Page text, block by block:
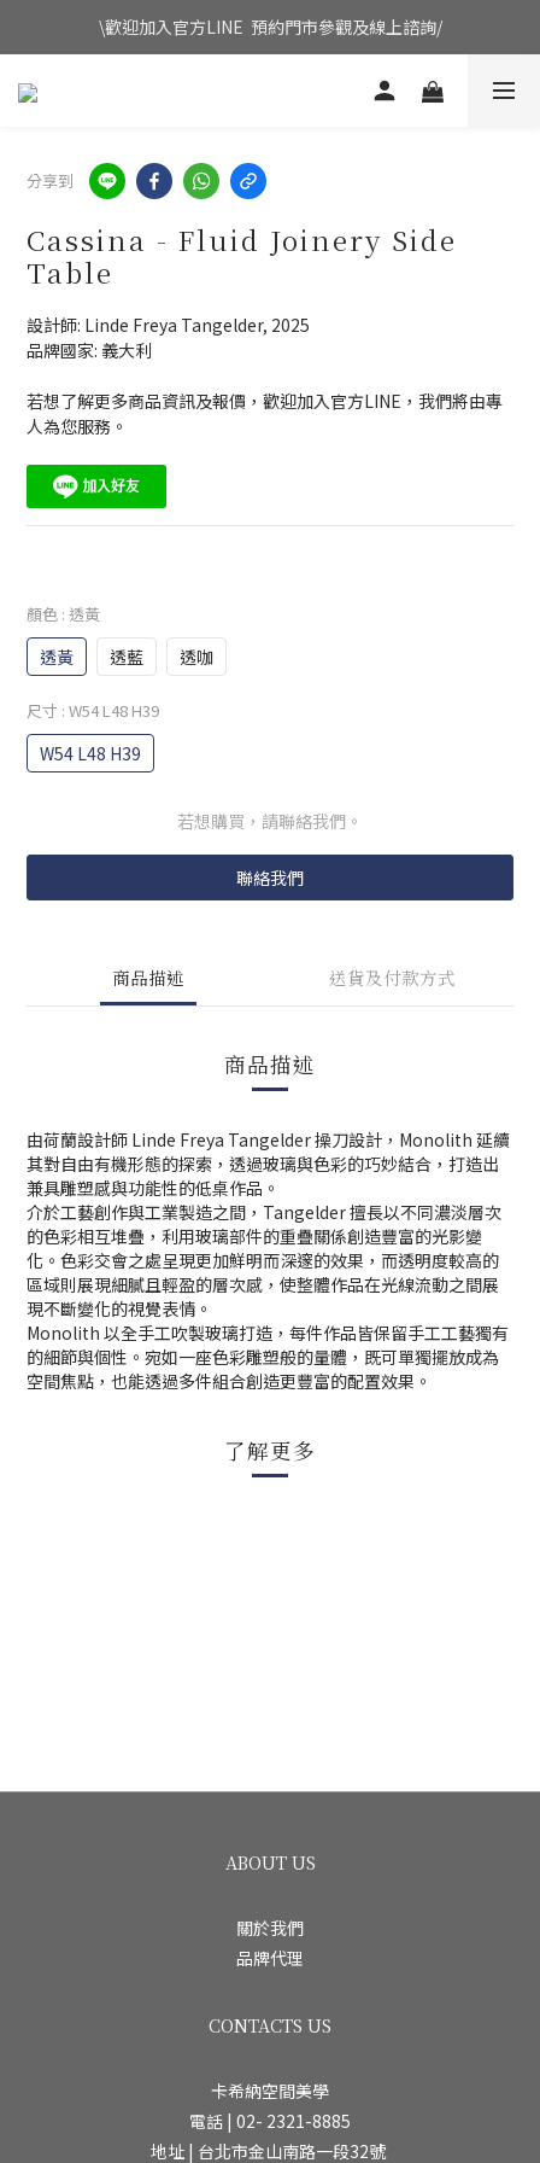
\歡迎加入官方LINE  預約門市參觀及線上諮詢/
分享到
Cassina - Fluid Joinery Side
Table
設計師: Linde Freya Tangelder, 2025
品牌國家: 義大利
若想了解更多商品資訊及報價，歡迎加入官方LINE，我們將由專
人為您服務。
顏色 : 透黃
透黃 透藍 透咖
尺寸 : W54 L48 H39
W54 L48 H39
若想購買，請聯絡我們。
聯絡我們
商品描述 送貨及付款方式
商品描述
由荷蘭設計師 Linde Freya Tangelder 操刀設計，Monolith 延續
其對自由有機形態的探索，透過玻璃與色彩的巧妙結合，打造出
兼具雕塑感與功能性的低桌作品。
介於工藝創作與工業製造之間，Tangelder 擅長以不同濃淡層次
的色彩相互堆疊，利用玻璃部件的重疊關係創造豐富的光影變
化。色彩交會之處呈現更加鮮明而深邃的效果，而透明度較高的
區域則展現細膩且輕盈的層次感，使整體作品在光線流動之間展
現不斷變化的視覺表情。
Monolith 以全手工吹製玻璃打造，每件作品皆保留手工工藝獨有
的細節與個性。宛如一座色彩雕塑般的量體，既可單獨擺放成為
空間焦點，也能透過多件組合創造更豐富的配置效果。
了解更多
ABOUT US
關於我們
品牌代理
CONTACTS US
卡希納空間美學
電話 | 02- 2321-8885
地址 | 台北市金山南路一段32號